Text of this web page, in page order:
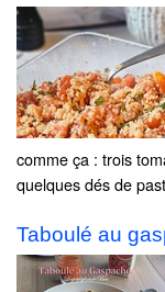
comme ça : trois
quelques dés de
Taboulé au